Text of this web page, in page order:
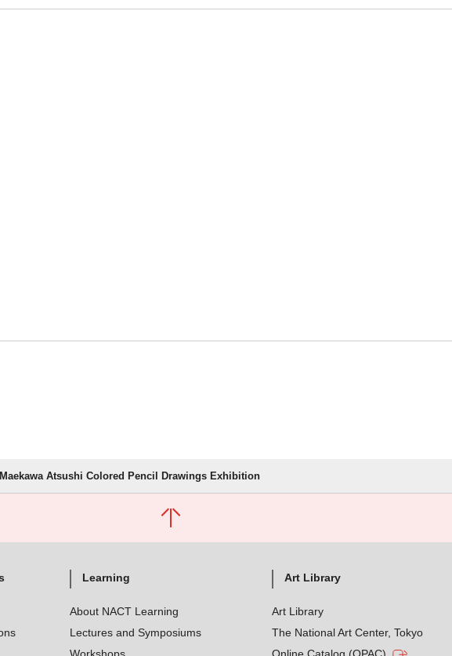
Maekawa Atsushi Colored Pencil Drawings Exhibition
Learning
About NACT Learning
Lectures and Symposiums
Art Library
Art Library
The National Art Center, Tokyo